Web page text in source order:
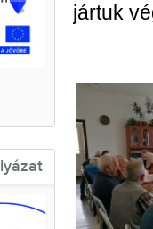
jártuk